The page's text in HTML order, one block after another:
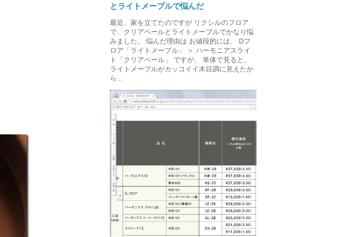
とライトメープルで悩んだ
最近、家を立てたのですが リクシルのフロア
で、クリアペールとライトメープルでかなり悩
みました。 悩んだ理由は お値段的には、 Dフ
ロア「ライトメープル」 ＞ ハーモニアスライ
ト「クリアペール」 ですが、 単体で見ると、
ライトメープルがカッコイイ木目調に見えたか
ら...